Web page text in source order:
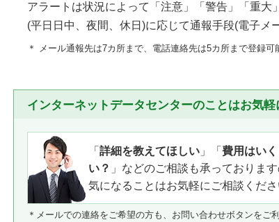
アラートは状況によって「注意」「警告」「重
(平日日中、夜間、休日)に応じて通報手段(電子メ
＊ メール通報先は7カ所まで、電話連絡先は5カ所まで登録可
インターネットデータセンターのことはお気軽
「 詳細を教えてほしい 」「 費用はい
い？ 」などのご相談も承っております
気になることはお気軽にご相談くださ
＊メールでの連絡をご希望の方も、お問い合わせボタンをご